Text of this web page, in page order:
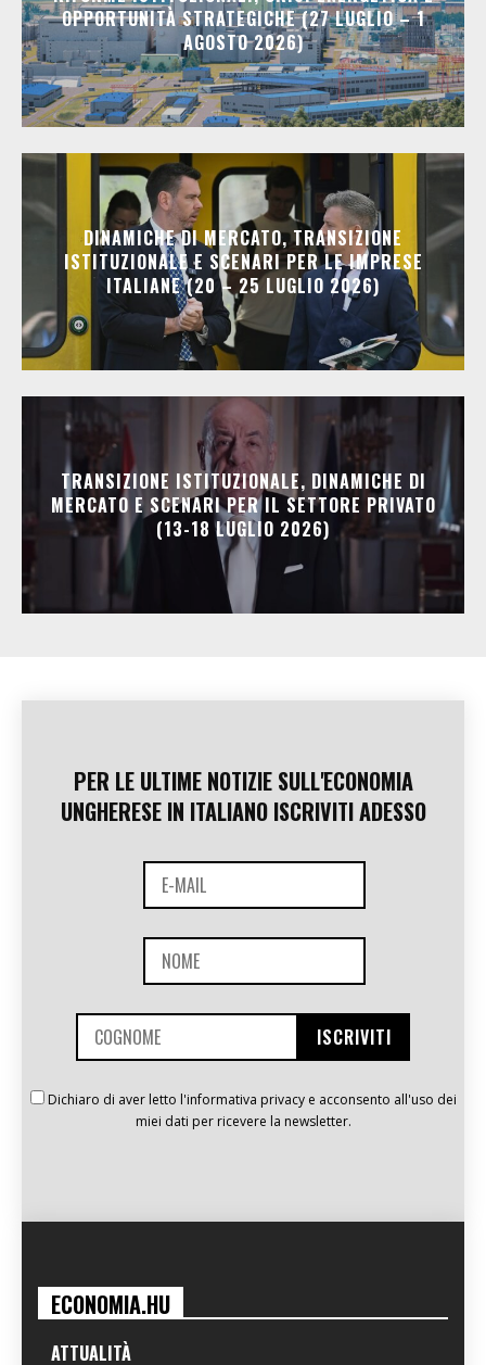
OPPORTUNITÀ STRATEGICHE (27 LUGLIO – 1
AGOSTO 2026)
DINAMICHE DI MERCATO, TRANSIZIONE
ISTITUZIONALE E SCENARI PER LE IMPRESE
ITALIANE (20 – 25 LUGLIO 2026)
TRANSIZIONE ISTITUZIONALE, DINAMICHE DI
MERCATO E SCENARI PER IL SETTORE PRIVATO
(13-18 LUGLIO 2026)
PER LE ULTIME NOTIZIE SULL'ECONOMIA
UNGHERESE IN ITALIANO ISCRIVITI ADESSO
Dichiaro di aver letto l'informativa privacy e acconsento all'uso dei
miei dati per ricevere la newsletter.
ECONOMIA.HU
ATTUALITÀ